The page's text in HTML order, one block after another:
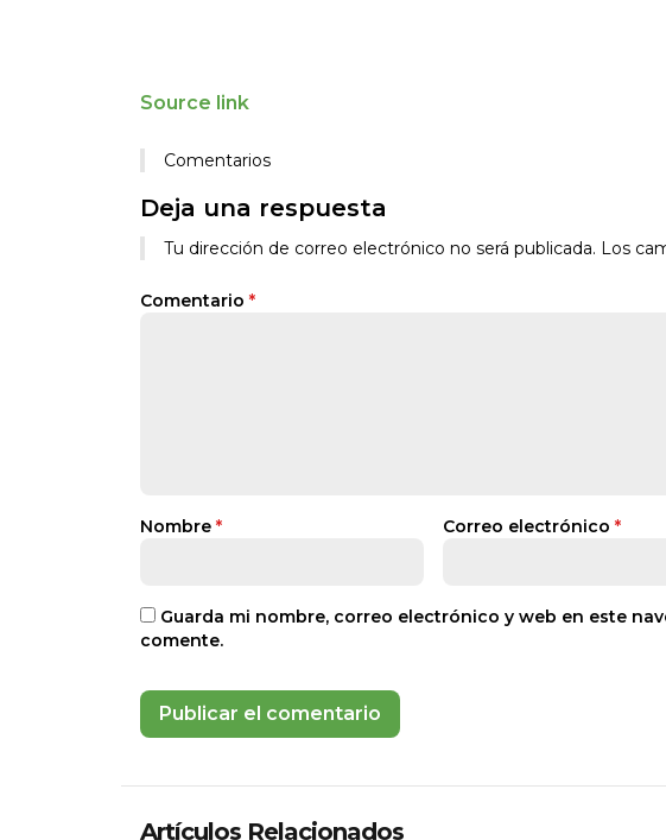
Source link
Comentarios
Deja una respuesta
Tu dirección de correo electrónico no será publicada. Los
Comentario *
Nombre * Correo electrónico *
Guarda mi nombre, correo electrónico y web en este
comente.
Alternative:
Artículos Relacionados